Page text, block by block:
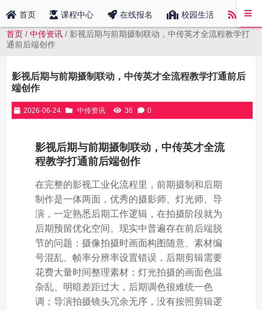
首页 课程中心 在线报名 校园生活 中传
首页 /中传资讯 / 影视后期与前期摄制联动，中传英才全流程教学打
通前后端创作
影视后期与前期摄制联动，中传英才全流程教学打通前后
端创作
2026-06-24 中传资讯 36 0
影视后期与前期摄制联动，中传英才全流
程教学打通前后端创作
在完整的影视工业化流程里，前期摄制和后期
制作是一体两面，优秀的摄影师、灯光师、导
演，一定熟悉后期工作逻辑，在拍摄阶段就为
后期预留优化空间。现实中普遍存在前后端脱
节的问题：摄像拍摄时画面构图随意、素材编
号混乱、帧率分辨率设置错误，后期剪辑需要
花费大量时间整理素材；灯光拍摄的画面色温
杂乱、明暗差距过大，后期调色很难统一色
调；导演拍摄镜头冗余无序，没有按照剪辑逻